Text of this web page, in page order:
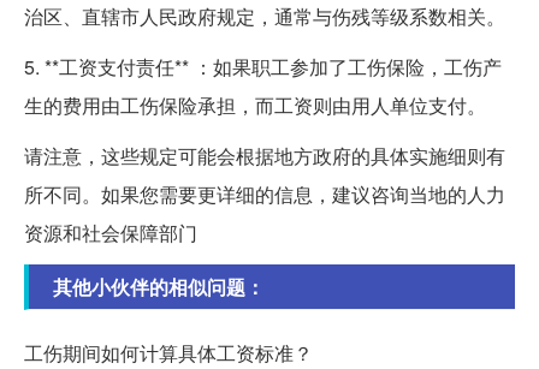
治区、直辖市人民政府规定，通常与伤残等级系数相关。
5. **工资支付责任** ：如果职工参加了工伤保险，工伤产
生的费用由工伤保险承担，而工资则由用人单位支付。
请注意，这些规定可能会根据地方政府的具体实施细则有
所不同。如果您需要更详细的信息，建议咨询当地的人力
资源和社会保障部门
其他小伙伴的相似问题：
工伤期间如何计算具体工资标准？